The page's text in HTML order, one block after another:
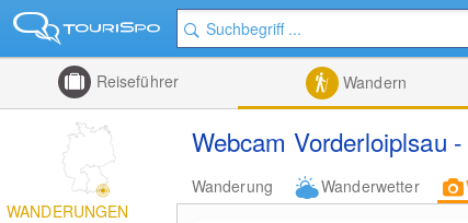
Reiseführer Wandern
Webcam Vorderloiplsau
Wanderung Wanderwetter
WANDERUNGEN